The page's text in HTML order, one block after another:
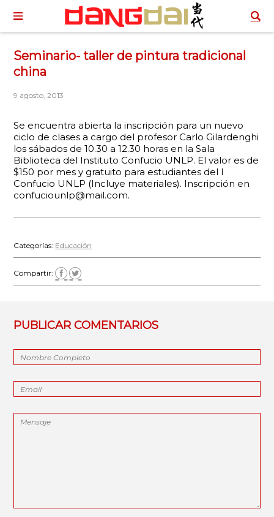
Seminario- taller de pintura tradicional
china
9 agosto, 2013
Se encuentra abierta la inscripción para un nuevo
ciclo de clases a cargo del profesor Carlo Gilardenghi
los sábados de 10.30 a 12.30 horas en la Sala
Biblioteca del Instituto Confucio UNLP. El valor es de
$150 por mes y gratuito para estudiantes del I
Confucio UNLP (Incluye materiales). Inscripción en
confuciounlp@mail.com.
Categorías: Educación
Compartir:
PUBLICAR COMENTARIOS